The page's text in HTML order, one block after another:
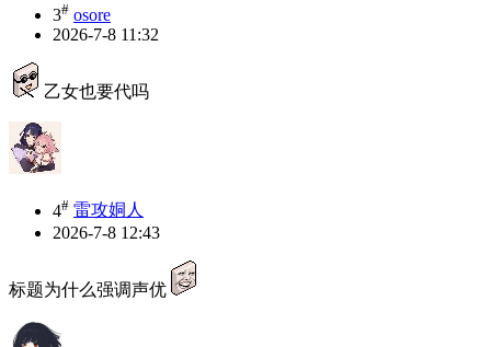
3# osore
2026-7-8 11:32
乙女也要代吗
4# 雷攻姛人
2026-7-8 12:43
标题为什么强调声优